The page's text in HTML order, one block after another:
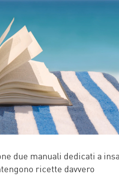
due manuali dedicati a
ricette davvero